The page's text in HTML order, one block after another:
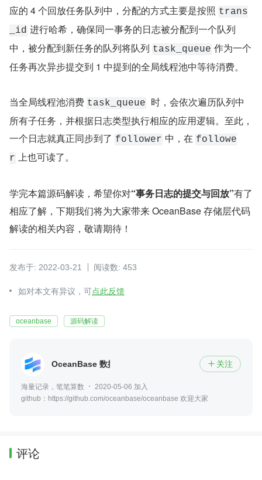
应的 4 个回放任务队列中，分配的方式主要是按照 trans
_id 进行哈希，确保同一事务的日志被分配到一个队列
中，被分配到新任务的队列将队列 task_queue 作为一个
任务再次异步提交到 1 中提到的全局线程池中等待消费。
当全局线程池消费 task_queue
时，会依次遍历队列中
所有子任务，并根据日志类型执行相应的应用逻辑。至此，
一个日志就真正同步到了 follower 中，在 followe
r
上也可读了。
学完本篇源码解读，希望你对“事务日志的提交与回放”有了
相应了解，下期我们将为大家带来 OceanBase 存储层代码
解读的相关内容，敬请期待！
发布于: 2022-03-21 阅读数: 453
如对本文有异议，可点此反馈
oceanbase 源码解读
OceanBase 数据库  关注
海量记录，笔笔算数
2020-05-06 加入
github：https://github.com/oceanbase/oceanbase 欢迎大家
评论